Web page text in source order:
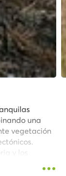
una
vegetación
y los
en la